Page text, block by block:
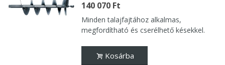
140 070 Ft
Minden talajfajtához alkalmas,
megfordítható és cserélhető késekkel.
Kosárba